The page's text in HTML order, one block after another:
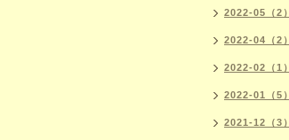
2022-05（2）
2022-04（2）
2022-02（1）
2022-01（5）
2021-12（3）